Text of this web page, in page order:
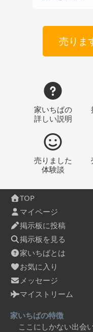
売りま
家いちばの
詳しい説明
売りました
体験談
TOP
マイページ
掲示板に投稿
掲示板を見る
家いちばとは
お気に入り
メッセージ
マイストリーム
家いちばの特徴
ここにしかない出会